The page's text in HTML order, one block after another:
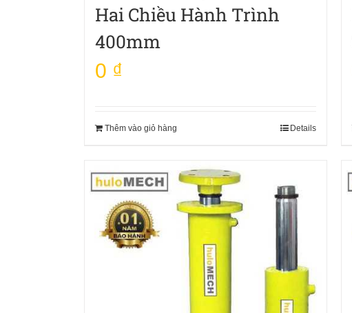
Hai Chiều Hành Trình
400mm
0 ₫
Thêm vào giỏ hàng Details